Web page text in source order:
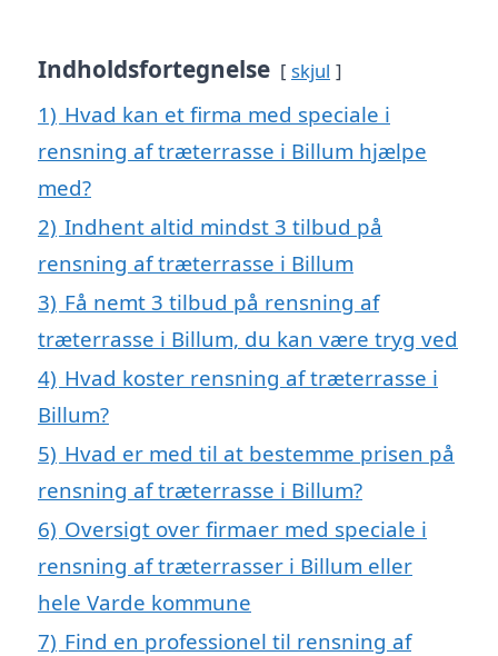
Indholdsfortegnelse skjul
1) Hvad kan et firma med speciale i
rensning af træterrasse i Billum hjælpe
med?
2) Indhent altid mindst 3 tilbud på
rensning af træterrasse i Billum
3) Få nemt 3 tilbud på rensning af
træterrasse i Billum, du kan være tryg ved
4) Hvad koster rensning af træterrasse i
Billum?
5) Hvad er med til at bestemme prisen på
rensning af træterrasse i Billum?
6) Oversigt over firmaer med speciale i
rensning af træterrasser i Billum eller
hele Varde kommune
7) Find en professionel til rensning af